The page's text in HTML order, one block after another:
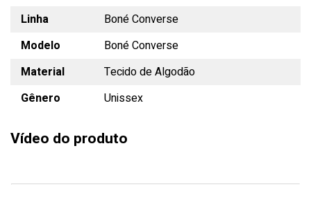
Linha
Boné Converse
Modelo
Boné Converse
Material
Tecido de Algodão
Gênero
Unissex
Vídeo do produto